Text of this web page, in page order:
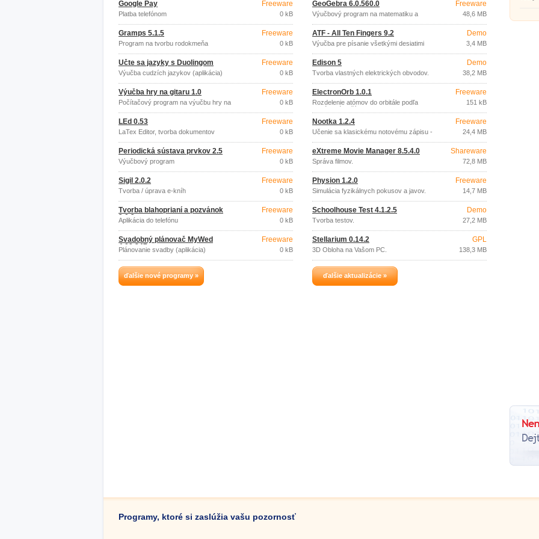
Google Pay
Platba telefónom
Freeware
0 kB
Gramps 5.1.5
Program na tvorbu rodokmeňa
Freeware
0 kB
Učte sa jazyky s Duolingom
Výučba cudzích jazykov (aplikácia)
Freeware
0 kB
Výučba hry na gitaru 1.0
Počítačový program na výučbu hry na
Freeware
0 kB
LEd 0.53
LaTex Editor, tvorba dokumentov
Freeware
0 kB
Periodická sústava prvkov 2.5
Výučbový program
Freeware
0 kB
Sigil 2.0.2
Tvorba / úprava e-kníh
Freeware
0 kB
Tvorba blahoprianí a pozvánok
2.0.2
Aplikácia do telefónu
Freeware
0 kB
Svadobný plánovač MyWed
4.09.347
Plánovanie svadby (aplikácia)
Freeware
0 kB
ďalšie nové programy »
GeoGebra 6.0.560.0
Výučbový program na matematiku a
Freeware
48,6 MB
ATF - All Ten Fingers 9.2
Výučba pre písanie všetkými desiatimi
Demo
3,4 MB
Edison 5
Tvorba vlastných elektrických obvodov.
Demo
38,2 MB
ElectronOrb 1.0.1
Rozdelenie atómov do orbitále podľa
protónového čísla.
Freeware
151 kB
Nootka 1.2.4
Učenie sa klasickému notovému zápisu -
Freeware
24,4 MB
eXtreme Movie Manager 8.5.4.0
Správa filmov.
Shareware
72,8 MB
Physion 1.2.0
Simulácia fyzikálnych pokusov a javov.
Freeware
14,7 MB
Schoolhouse Test 4.1.2.5
Tvorba testov.
Demo
27,2 MB
Stellarium 0.14.2
3D Obloha na Vašom PC.
GPL
138,3 MB
ďalšie aktualizácie »
Programy, ktoré si zaslúžia vašu pozornosť